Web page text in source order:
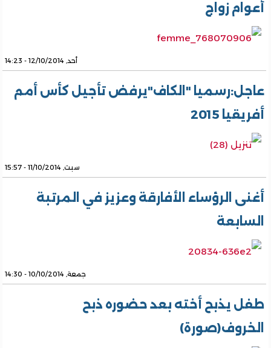
أعوام زواج
أحد, 12/10/2014 - 14:23
عاجل:رسميا "الكاف"يرفض تأجيل كأس أمم
أفريقيا 2015
سبت, 11/10/2014 - 15:57
أغنى الرؤساء الأفارقة وعزيز في المرتبة
السابعة
جمعة, 10/10/2014 - 14:30
طفل يذبح أخته بعد حضوره ذبح
الخروف(صورة)